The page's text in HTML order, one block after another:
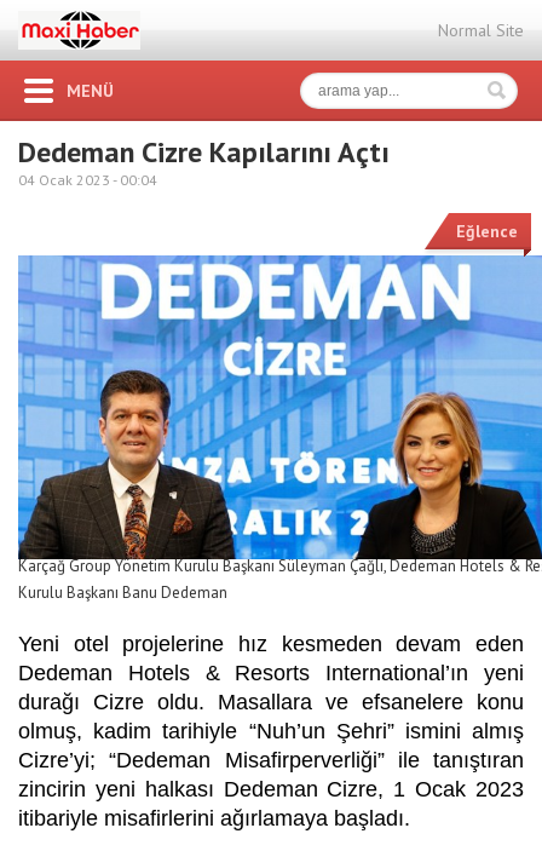
Normal Site
MENÜ
Dedeman Cizre Kapılarını Açtı
04 Ocak 2023 - 00:04
Eğlence
Karçağ Group Yönetim Kurulu Başkanı Süleyman Çağlı, Dedeman Hotels &
Kurulu Başkanı Banu Dedeman
Yeni otel projelerine hız kesmeden devam eden
Dedeman Hotels & Resorts International’ın yeni
durağı Cizre oldu. Masallara ve efsanelere konu
olmuş, kadim tarihiyle “Nuh’un Şehri” ismini almış
Cizre’yi; “Dedeman Misafirperverliği” ile tanıştıran
zincirin yeni halkası Dedeman Cizre, 1 Ocak 2023
itibariyle misafirlerini ağırlamaya başladı.